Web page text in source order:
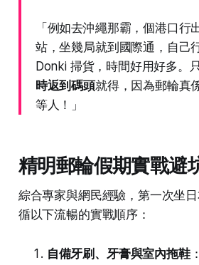
「例如去沖繩那霸，個港口行
站，坐幾局就到國際通，自己
Donki 掃貨，時間好用好多。
時返到碼頭就得，因為郵輪真
等人！」
精明郵輪假期實戰避
綜合專家與網民經驗，第一次坐
循以下流暢的實戰順序：
自備牙刷、牙膏與室內拖鞋